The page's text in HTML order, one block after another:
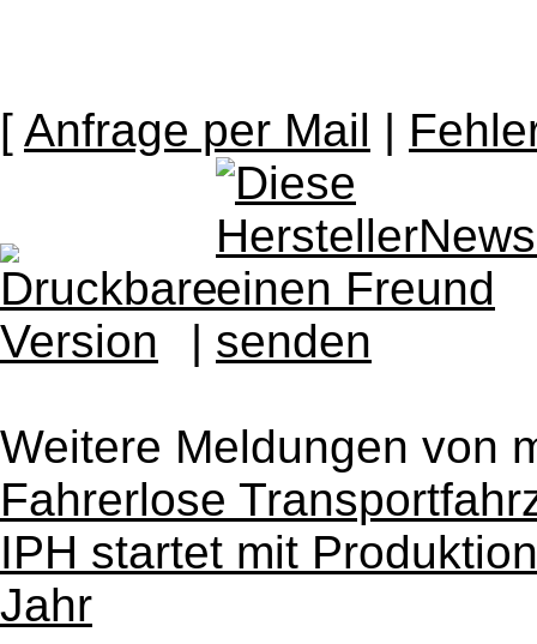
[ Anfrage per Mail |
|
Weitere Meldungen von
Fahrerlose
IPH startet mit
Jahr